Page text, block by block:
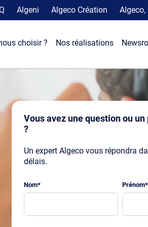
Algeni Algeco Création Algeco,
choisir ? Nos réalisations
Vous avez une question ou
?
Un expert Algeco vous répondra
délais.
Nom* Prénom*